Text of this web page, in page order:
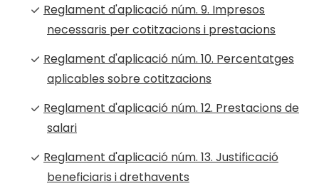
Reglament d'aplicació núm. 9. Impresos
necessaris per cotitzacions i prestacions
Reglament d'aplicació núm. 10. Percentatges
aplicables sobre cotitzacions
Reglament d'aplicació núm. 12. Prestacions de
salari
Reglament d'aplicació núm. 13. Justificació
beneficiaris i drethavents